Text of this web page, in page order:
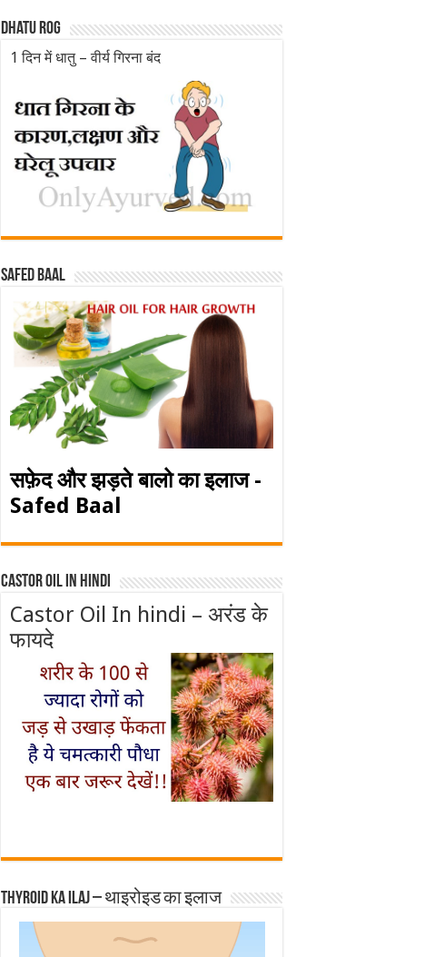
Dhatu rog
1 दिन में धातु – वीर्य गिरना बंद
Safed baal
सफ़ेद और झड़ते बालो का इलाज -
Safed Baal
Castor Oil In Hindi
Castor Oil In hindi – अरंड के
फायदे
Thyroid ka ilaj – थाइरोइड का इलाज